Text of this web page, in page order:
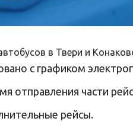
в Твери и
с графиком
отправления части
рейсы.